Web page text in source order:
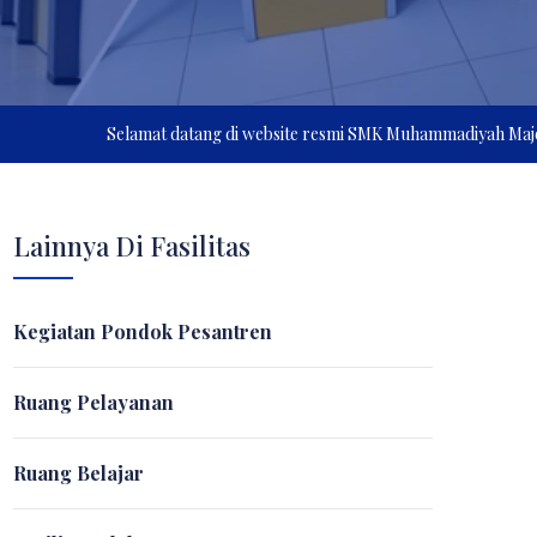
Selamat datang di website resmi SMK Muhammadiyah Majenang,
Lainnya Di Fasilitas
Kegiatan Pondok Pesantren
Ruang Pelayanan
Ruang Belajar